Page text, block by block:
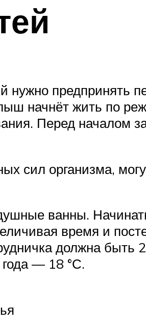
предпринять
начнёт жить по
Перед началом
сил организма,
ванны.
время и
должна быть
— 18 °С.